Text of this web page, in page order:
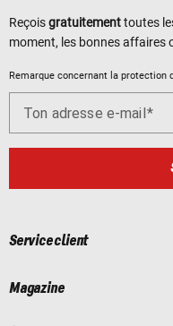
Reçoisgratuitementtoutes
moment, les bonnes affaires
Remarque concernant la protection
Ton adresse e-mail
Service client
Magazine